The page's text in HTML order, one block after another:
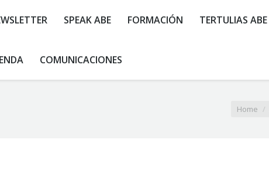
SPEAK ABE FORMACIÓN TERTULIAS ABE
COMUNICACIONES
Home